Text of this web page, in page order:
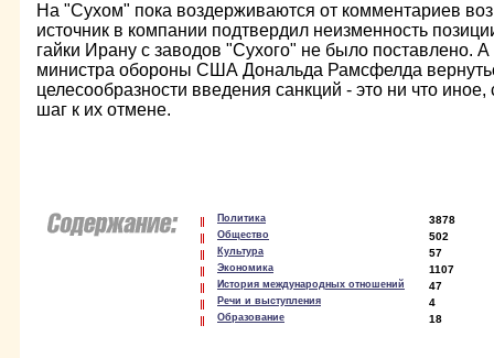
На "Сухом" пока воздерживаются от комментариев
источник в компании подтвердил неизменность
гайки Ирану с заводов "Сухого" не было поставлено.
министра обороны США Дональда Рамсфелда
целесообразности введения санкций - это ни что иное,
шаг к их отмене.
Политика 3878
Общество 502
Культура 57
Экономика 1107
История международных отношений 47
Речи и выступления 4
Образование 18